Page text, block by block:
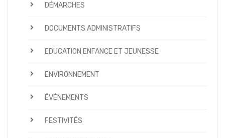
DÉMARCHES
DOCUMENTS ADMINISTRATIFS
EDUCATION ENFANCE ET JEUNESSE
ENVIRONNEMENT
ÉVÉNEMENTS
FESTIVITÉS